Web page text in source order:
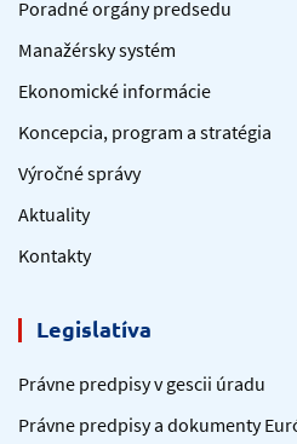
Poradné orgány predsedu
Manažérsky systém
Ekonomické informácie
Koncepcia, program a stratégia
Výročné správy
Aktuality
Kontakty
Legislatíva
Právne predpisy v gescii úradu
Právne predpisy a dokumenty